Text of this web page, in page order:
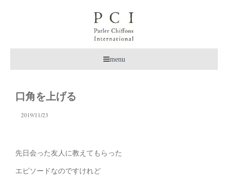
menu
口角を上げる
2019/11/23
先日会った友人に教えてもらった
エピソードなのですけれど